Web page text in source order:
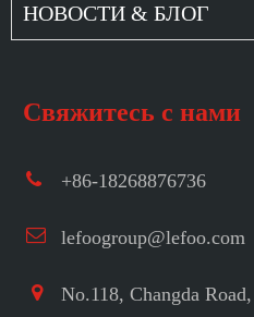
НОВОСТИ & БЛОГ
Свяжитесь с нами
+86-18268876736
lefoogroup@lefoo.com
No.118, Changda